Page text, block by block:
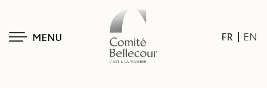
MENU FR EN